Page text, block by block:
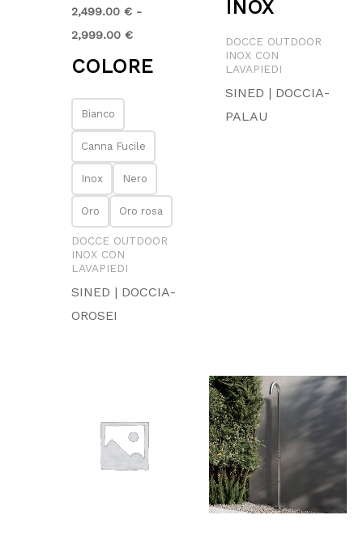
2,499.00 € -
2,999.00 €
COLORE
Bianco
Canna Fucile
Inox Nero
Oro Oro rosa
DOCCE OUTDOOR
INOX CON
LAVAPIEDI
SINED | DOCCIA-
OROSEI
INOX
DOCCE OUTDOOR
INOX CON
LAVAPIEDI
SINED | DOCCIA-
PALAU
Fascia
di
prezzo:
1,999.00 €
2,499.00 €